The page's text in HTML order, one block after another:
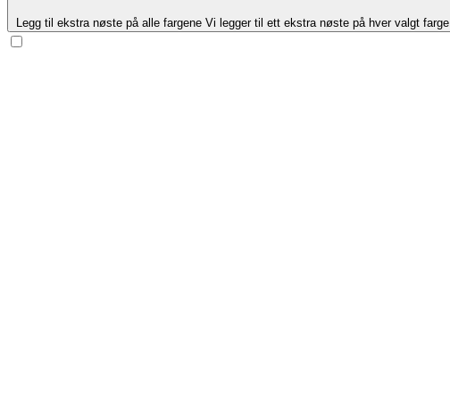
Legg til ekstra nøste på alle fargene Vi legger til ett ekstra nøste på hver valgt farge.